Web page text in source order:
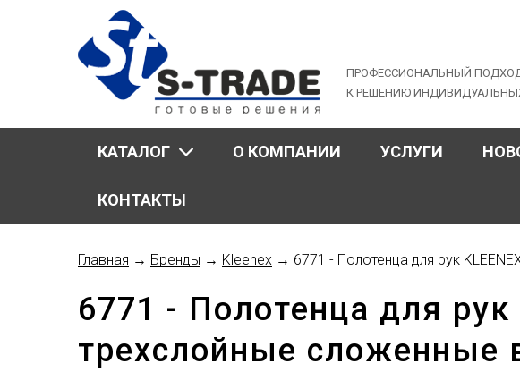
ПРОФЕССИОНАЛЬНЫЙ
К РЕШЕНИЮ
КАТАЛОГ О КОМПАНИИ УСЛУГИ
КОНТАКТЫ
здесь
Главная → Бренды → Kleenex → 6771 - Полотенца для рук
6771 - Полотенца для рук
трехслойные сложенные